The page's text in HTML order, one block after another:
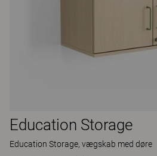
Education Storage
Education Storage, vægskab med døre